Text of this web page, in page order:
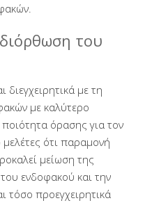
του
με τη
με καλύτερο
όρασης για τον
ότι παραμονή
μείωση της
ενδοφακού και την
τόσο προεγχειρητικά